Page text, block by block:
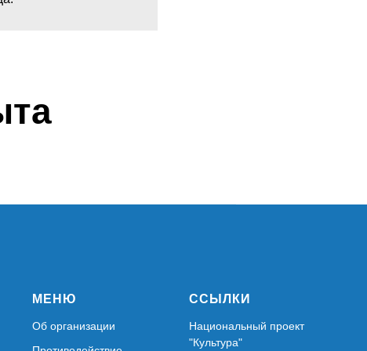
МЕНЮ
Об организации
ССЫЛКИ
Национальный проект
"Культура"